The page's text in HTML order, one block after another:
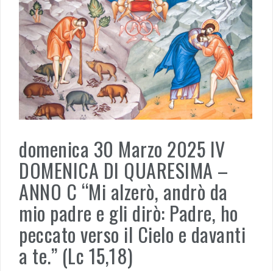
domenica 30 Marzo 2025 IV
DOMENICA DI QUARESIMA –
ANNO C “Mi alzerò, andrò da
mio padre e gli dirò: Padre, ho
peccato verso il Cielo e davanti
a te.” (Lc 15,18)